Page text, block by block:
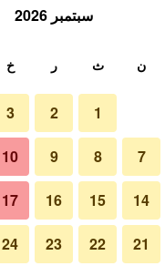
حوض السباحة
سبتمبر 2026
ن ث ر خ
1
2
3
7
8
9
10
14
15
16
17
21
22
23
24